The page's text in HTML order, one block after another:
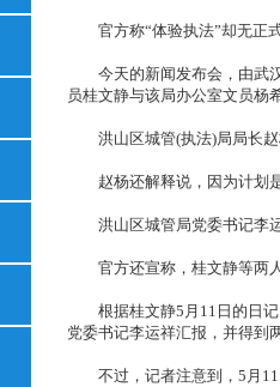
官方称“体验执法”却无正
今天的新闻发布会，由武汉
员桂文静与该局办公室文员杨
洪山区城管(执法)局局长赵
赵杨还解释说，因为计划是
洪山区城管局党委书记李运
官方还宣称，桂文静等两人
根据桂文静5月11日的日记
党委书记李运祥汇报，并得到
不过，记者注意到，5月11